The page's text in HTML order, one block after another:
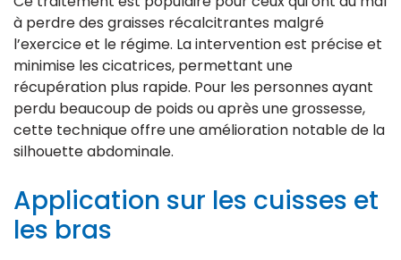
à perdre des graisses récalcitrantes malgré
l’exercice et le régime. La intervention est précise et
minimise les cicatrices, permettant une
récupération plus rapide. Pour les personnes ayant
perdu beaucoup de poids ou après une grossesse,
cette technique offre une amélioration notable de la
silhouette abdominale.
Application sur les cuisses et
les bras